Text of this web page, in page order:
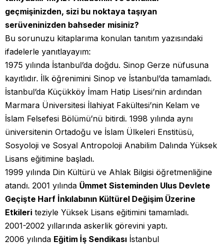
geçmişinizden, sizi bu noktaya taşıyan
serüveninizden bahseder misiniz?
Bu sorunuzu kitaplarıma konulan tanıtım yazısındaki
ifadelerle yanıtlayayım:
1975 yılında İstanbul’da doğdu. Sinop Gerze nüfusuna
kayıtlıdır. İlk öğrenimini Sinop ve İstanbul’da tamamladı.
İstanbul’da Küçükköy İmam Hatip Lisesi’nin ardından
Marmara Üniversitesi İlahiyat Fakültesi’nin Kelam ve
İslam Felsefesi Bölümü’nü bitirdi. 1998 yılında aynı
üniversitenin Ortadoğu ve İslam Ülkeleri Enstitüsü,
Sosyoloji ve Sosyal Antropoloji Anabilim Dalında Yüksek
Lisans eğitimine başladı.
1999 yılında Din Kültürü ve Ahlak Bilgisi öğretmenliğine
atandı. 2001 yılında Ümmet Sisteminden Ulus Devlete
Geçişte Harf İnkılabının Kültürel Değişim Üzerine
Etkileri teziyle Yüksek Lisans eğitimini tamamladı.
2001-2002 yıllarında askerlik görevini yaptı.
2006 yılında Eğitim İş Sendikası İstanbul